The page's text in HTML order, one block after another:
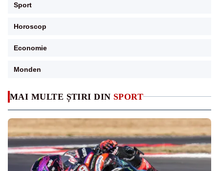
MAI MULTE ȘTIRI DIN SPORT
Sport
Horoscop
Economie
Monden